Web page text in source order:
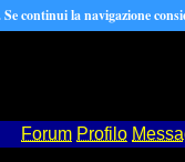
Forum Profilo
continui la navigazione